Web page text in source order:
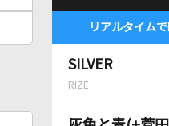
リアルタイム
SILVER
RIZE